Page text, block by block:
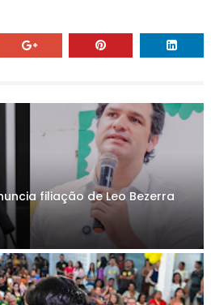
filiação de Leo Bezerra